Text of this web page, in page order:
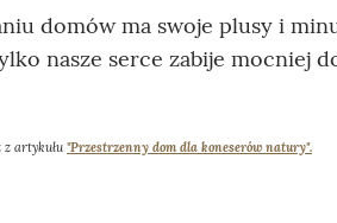
domów ma swoje plusy i
nasze serce zabije mocniej
artykułu"Przestrzenny dom dla koneserów natury".